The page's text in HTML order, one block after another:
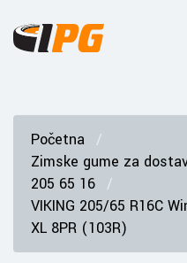
Početna
Zimske gume za
205 65 16
VIKING 205/65 R16C
XL 8PR (103R)